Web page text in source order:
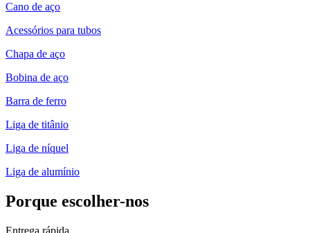
Cano de aço
Acessórios para tubos
Chapa de aço
Bobina de aço
Barra de ferro
Liga de titânio
Liga de níquel
Liga de alumínio
Porque escolher-nos